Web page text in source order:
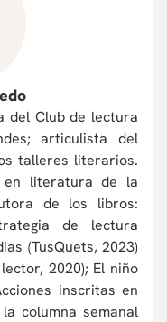
del Club de lectura
articulista del
talleres literarios.
en literatura de la
de los libros:
de lectura
(TusQuets, 2023)
2020); El niño
inscritas en
columna semanal